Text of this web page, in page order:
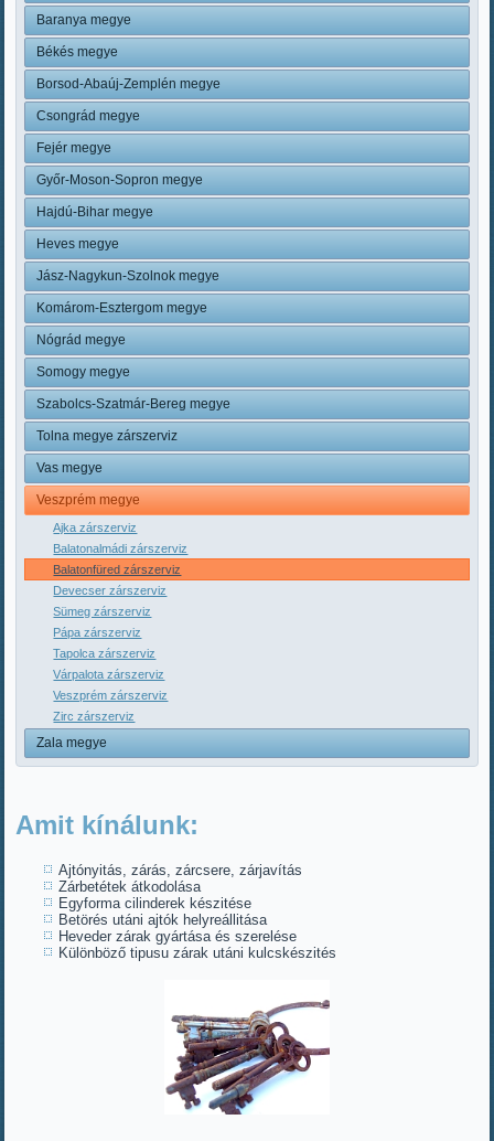
Baranya megye
Békés megye
Borsod-Abaúj-Zemplén megye
Csongrád megye
Fejér megye
Győr-Moson-Sopron megye
Hajdú-Bihar megye
Heves megye
Jász-Nagykun-Szolnok megye
Komárom-Esztergom megye
Nógrád megye
Somogy megye
Szabolcs-Szatmár-Bereg megye
Tolna megye zárszerviz
Vas megye
Veszprém megye
Ajka zárszerviz
Balatonalmádi zárszerviz
Balatonfüred zárszerviz
Devecser zárszerviz
Sümeg zárszerviz
Pápa zárszerviz
Tapolca zárszerviz
Várpalota zárszerviz
Veszprém zárszerviz
Zirc zárszerviz
Zala megye
Amit kínálunk:
Ajtónyitás, zárás, zárcsere, zárjavítás
Zárbetétek átkodolása
Egyforma cilinderek készitése
Betörés utáni ajtók helyreállitása
Heveder zárak gyártása és szerelése
Különböző tipusu zárak utáni kulcskészités